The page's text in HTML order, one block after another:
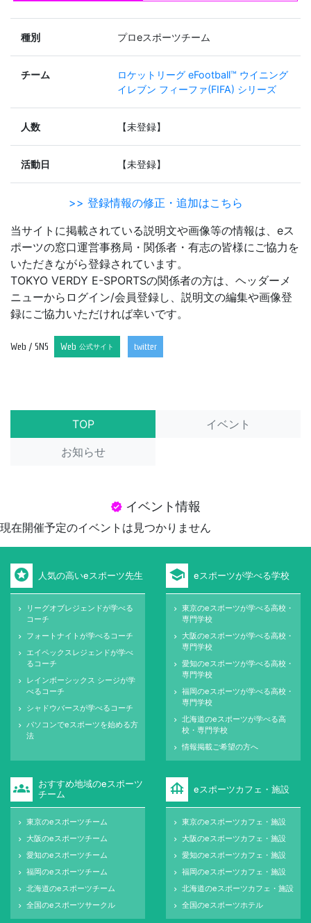
種別 プロeスポーツチーム
チーム ロケットリーグeFootball™ ウイニング
イレブン フィーファ(FIFA) シリーズ
人数 【未登録】
活動日 【未登録】
>> 登録情報の修正・追加はこちら
当サイトに掲載されている説明文や画像等の情報は、eス
ポーツの窓口運営事務局・関係者・有志の皆様にご協力を
いただきながら登録されています。
TOKYO VERDY E-SPORTSの関係者の方は、ヘッダーメ
ニューからログイン/会員登録し、説明文の編集や画像登
録にご協力いただければ幸いです。
Web / SNS Web 公式サイト twitter
TOP
イベント
お知らせ
verified イベント情報
現在開催予定のイベントは見つかりません
stars 人気の高いeスポーツ先生
keyboard_arrow_right
リーグオブレジェンドが学べる
コーチ
keyboard_arrow_right フォートナイトが学べるコーチ
keyboard_arrow_right
エイペックスレジェンドが学べ
るコーチ
keyboard_arrow_right
レインボーシックス シージが学
べるコーチ
keyboard_arrow_right シャドウバースが学べるコーチ
keyboard_arrow_right
パソコンでeスポーツを始める方
法
school eスポーツが学べる学校
keyboard_arrow_right
東京のeスポーツが学べる高校・
専門学校
keyboard_arrow_right
大阪のeスポーツが学べる高校・
専門学校
keyboard_arrow_right
愛知のeスポーツが学べる高校・
専門学校
keyboard_arrow_right
福岡のeスポーツが学べる高校・
専門学校
keyboard_arrow_right
北海道のeスポーツが学べる高
校・専門学校
keyboard_arrow_right 情報掲載ご希望の方へ
groups
おすすめ地域のeスポーツ
チーム
keyboard_arrow_right 東京のeスポーツチーム
keyboard_arrow_right 大阪のeスポーツチーム
keyboard_arrow_right 愛知のeスポーツチーム
keyboard_arrow_right 福岡のeスポーツチーム
keyboard_arrow_right 北海道のeスポーツチーム
keyboard_arrow_right 全国のeスポーツサークル
foundation eスポーツカフェ・施設
keyboard_arrow_right 東京のeスポーツカフェ・施設
keyboard_arrow_right 大阪のeスポーツカフェ・施設
keyboard_arrow_right 愛知のeスポーツカフェ・施設
keyboard_arrow_right 福岡のeスポーツカフェ・施設
keyboard_arrow_right 北海道のeスポーツカフェ・施設
keyboard_arrow_right 全国のeスポーツホテル